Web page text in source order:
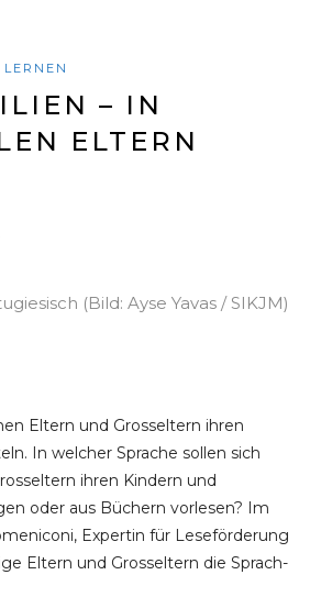
– IN
ELTERN
(Bild: Ayse Yavas / SIKJM)
Eltern und Grosseltern ihren
In welcher Sprache sollen sich
ihren Kindern und
oder aus Büchern vorlesen? Im
Expertin für Leseförderung
Eltern und Grosseltern die Sprach-